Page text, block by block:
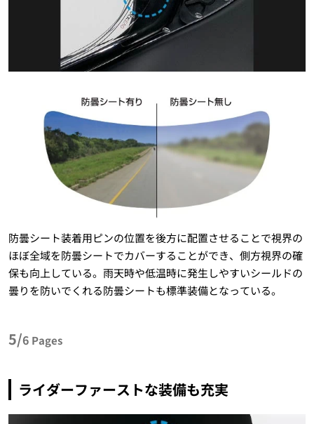
防曇シート装着用ピンの位置を後方に配置させることで視界の
ほぼ全域を防曇シートでカバーすることができ、側方視界の確
保も向上している。雨天時や低温時に発生しやすいシールドの
曇りを防いでくれる防曇シートも標準装備となっている。
5/6 Pages
ライダーファーストな装備も充実